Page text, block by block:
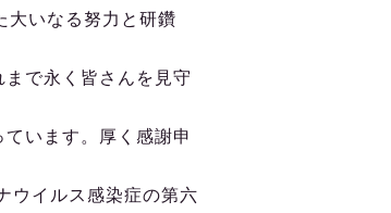
大いなる努力と研鑽
で永く皆さんを見守
います。厚く感謝申
ウイルス感染症の第六